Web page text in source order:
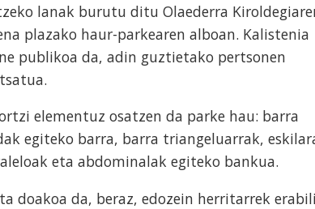
lanak burutu ditu Olaederra
plazako haur-parkearen alboan. Kalistenia
publikoa da, adin guztietako pertsonen
elementuz osatzen da parke hau: barra
egiteko barra, barra triangeluarrak,
eta abdominalak egiteko bankua.
doakoa da, beraz, edozein herritarrek